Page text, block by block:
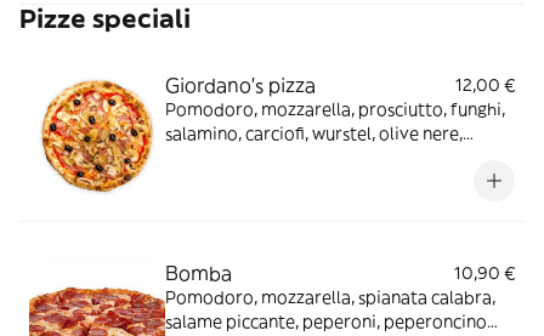
Pizze speciali
Giordano's pizza
12,00 €
Pomodoro, mozzarella, prosciutto, funghi,
salamino, carciofi, wurstel, olive nere,
Bomba
10,90 €
Pomodoro, mozzarella, spianata calabra,
salame piccante, peperoni, peperoncino